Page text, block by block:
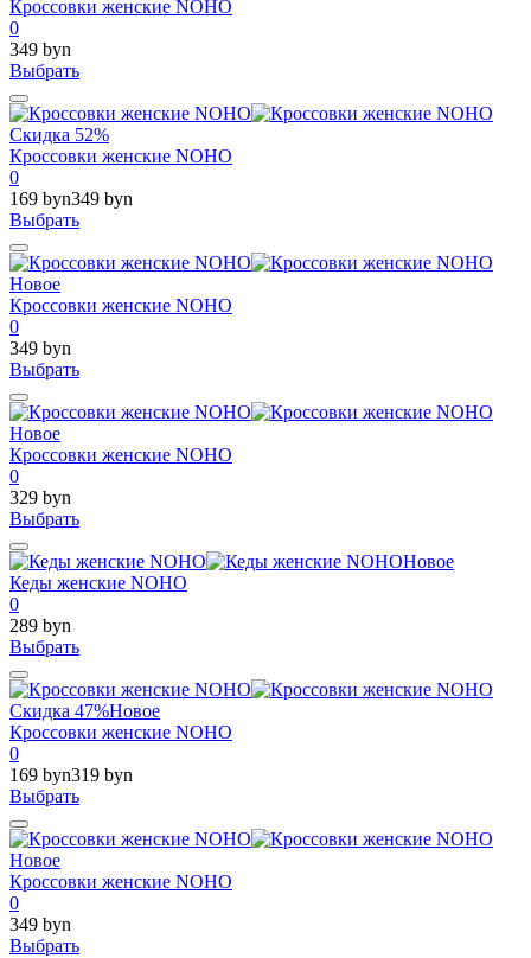
Кроссовки женские NOHO
0
349 byn
Выбрать
Скидка 52%
Кроссовки женские NOHO
0
169 byn349 byn
Выбрать
Новое
Кроссовки женские NOHO
0
349 byn
Выбрать
Новое
Кроссовки женские NOHO
0
329 byn
Выбрать
Новое
Кеды женские NOHO
0
289 byn
Выбрать
Скидка 47%Новое
Кроссовки женские NOHO
0
169 byn319 byn
Выбрать
Новое
Кроссовки женские NOHO
0
349 byn
Выбрать